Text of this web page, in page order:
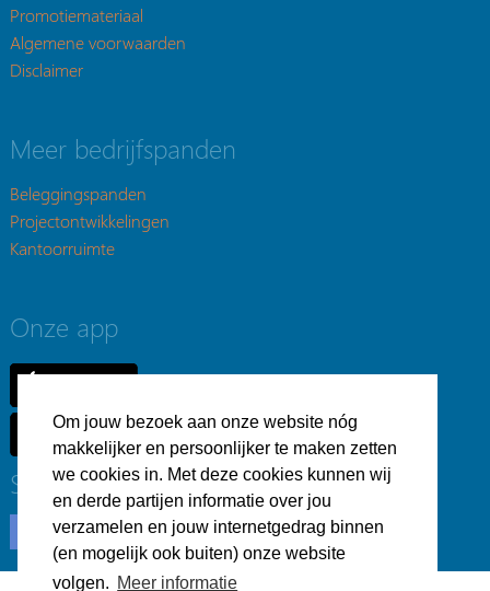
Om jouw bezoek aan onze website nóg
makkelijker en persoonlijker te maken zetten
we cookies in. Met deze cookies kunnen wij
en derde partijen informatie over jou
verzamelen en jouw internetgedrag binnen
(en mogelijk ook buiten) onze website
volgen. Meer informatie
Promotiemateriaal
Algemene voorwaarden
Disclaimer
Meer bedrijfspanden
Beleggingspanden
Projectontwikkelingen
Kantoorruimte
Onze app
Social